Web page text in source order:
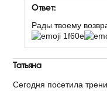
Ответ:
Рады твоему
Татьяна
Сегодня посетила